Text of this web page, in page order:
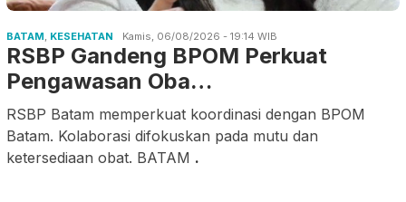
BATAM, KESEHATAN Kamis, 06/08/2026 - 19:14 WIB
RSBP Gandeng BPOM Perkuat
Pengawasan Oba…
RSBP Batam memperkuat koordinasi dengan BPOM
Batam. Kolaborasi difokuskan pada mutu dan
ketersediaan obat. BATAM .